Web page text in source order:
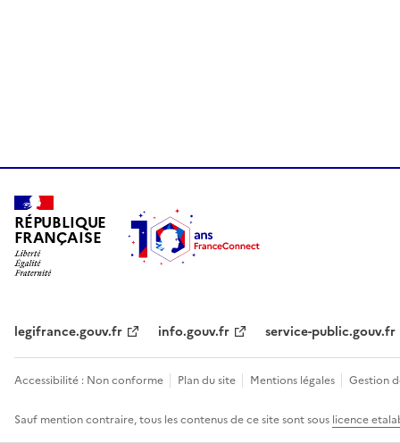
RÉPUBLIQUE
FRANÇAISE
legifrance.gouv.fr info.gouv.fr service-public.gouv.fr
Accessibilité : Non conforme Plan du site Mentions légales Gestion
Sauf mention contraire, tous les contenus de ce site sont sous licence